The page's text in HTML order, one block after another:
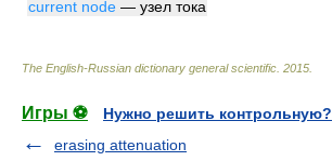
current node — узел тока
The English-Russian dictionary general scientific 2015
Игры ⚽
Нужно решить контрольную?
erasing attenuation